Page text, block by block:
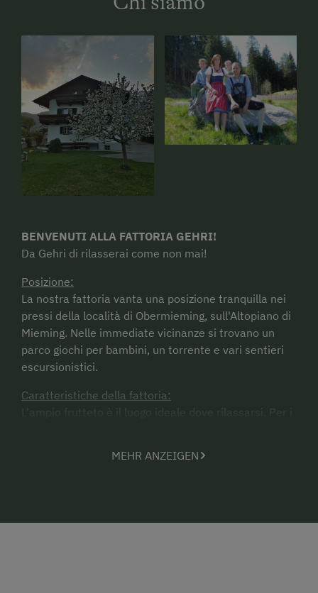
BENVENUTI ALLA FATTORIA GEHRI!
Da Gehri di rilasserai come non mai!
Posizione:
La nostra fattoria vanta una posizione tranquilla nei
pressi della località di Obermieming, sull'Altopiano di
Mieming. Nelle immediate vicinanze si trovano un
parco giochi per bambini, un torrente e vari sentieri
escursionistici.
Caratteristiche della fattoria:
L'ampio frutteto è il luogo ideale dove rilassarsi. Per i
bambini potranno inoltre partecipare ai lavori di
contattarci per e-mail! bauernhof.gehri@gmail.com
MEHR ANZEIGEN